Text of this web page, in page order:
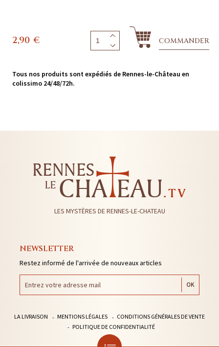
2,90 € COMMANDER
Tous nos produits sont expédiés de Rennes-le-Château en
colissimo 24/48/72h.
LES MYSTÈRES DE RENNES-LE-CHATEAU
NEWSLETTER
Restez informé de l'arrivée de nouveaux articles
LA LIVRAISON MENTIONS LÉGALES
CONDITIONS GÉNÉRALES DE VENTE
POLITIQUE DE CONFIDENTIALITÉ